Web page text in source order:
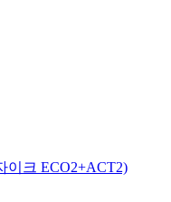
이크 ECO2+ACT2)